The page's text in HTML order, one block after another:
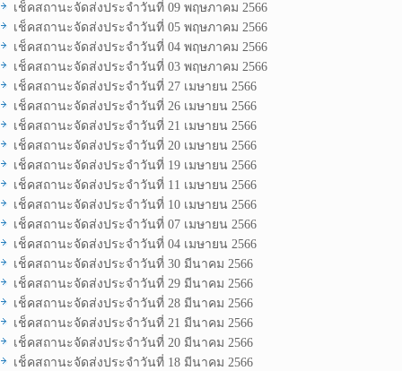
เช็คสถานะจัดส่งประจำวันที่ 09 พฤษภาคม 2566
เช็คสถานะจัดส่งประจำวันที่ 05 พฤษภาคม 2566
เช็คสถานะจัดส่งประจำวันที่ 04 พฤษภาคม 2566
เช็คสถานะจัดส่งประจำวันที่ 03 พฤษภาคม 2566
เช็คสถานะจัดส่งประจำวันที่ 27 เมษายน 2566
เช็คสถานะจัดส่งประจำวันที่ 26 เมษายน 2566
เช็คสถานะจัดส่งประจำวันที่ 21 เมษายน 2566
เช็คสถานะจัดส่งประจำวันที่ 20 เมษายน 2566
เช็คสถานะจัดส่งประจำวันที่ 19 เมษายน 2566
เช็คสถานะจัดส่งประจำวันที่ 11 เมษายน 2566
เช็คสถานะจัดส่งประจำวันที่ 10 เมษายน 2566
เช็คสถานะจัดส่งประจำวันที่ 07 เมษายน 2566
เช็คสถานะจัดส่งประจำวันที่ 04 เมษายน 2566
เช็คสถานะจัดส่งประจำวันที่ 30 มีนาคม 2566
เช็คสถานะจัดส่งประจำวันที่ 29 มีนาคม 2566
เช็คสถานะจัดส่งประจำวันที่ 28 มีนาคม 2566
เช็คสถานะจัดส่งประจำวันที่ 21 มีนาคม 2566
เช็คสถานะจัดส่งประจำวันที่ 20 มีนาคม 2566
เช็คสถานะจัดส่งประจำวันที่ 18 มีนาคม 2566